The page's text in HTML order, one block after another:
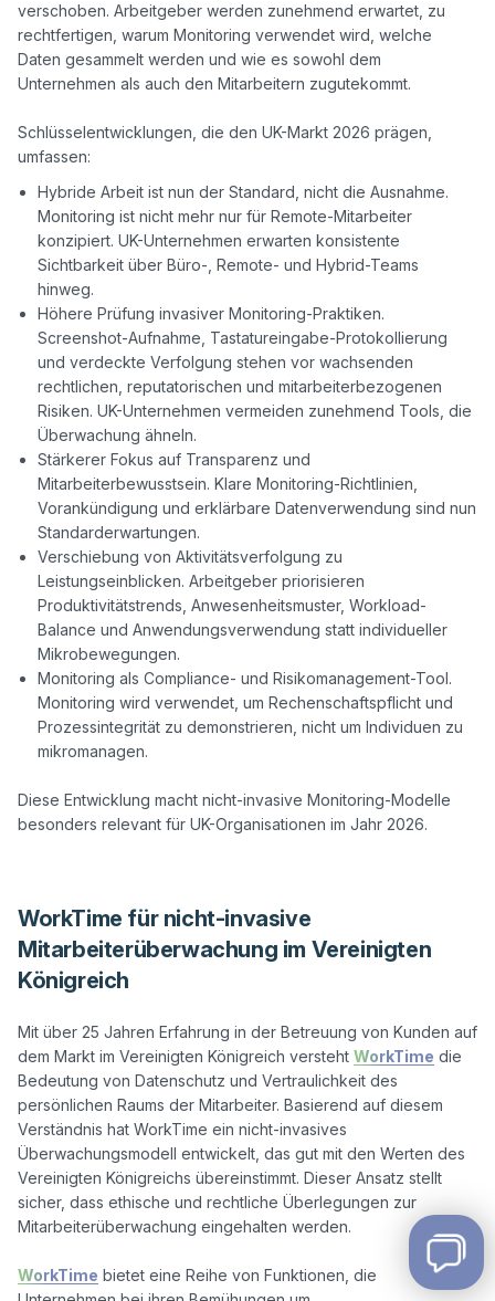
verschoben. Arbeitgeber werden zunehmend erwartet, zu
rechtfertigen, warum Monitoring verwendet wird, welche
Daten gesammelt werden und wie es sowohl dem
Unternehmen als auch den Mitarbeitern zugutekommt.
Schlüsselentwicklungen, die den UK-Markt 2026 prägen,
Hybride Arbeit ist nun der Standard, nicht die Ausnahme.
Monitoring ist nicht mehr nur für Remote-Mitarbeiter
konzipiert. UK-Unternehmen erwarten konsistente
Sichtbarkeit über Büro-, Remote- und Hybrid-Teams
hinweg.
Höhere Prüfung invasiver Monitoring-Praktiken.
Screenshot-Aufnahme, Tastatureingabe-Protokollierung
und verdeckte Verfolgung stehen vor wachsenden
rechtlichen, reputatorischen und mitarbeiterbezogenen
Risiken. UK-Unternehmen vermeiden zunehmend Tools, die
Überwachung ähneln.
Stärkerer Fokus auf Transparenz und
Mitarbeiterbewusstsein. Klare Monitoring-Richtlinien,
Vorankündigung und erklärbare Datenverwendung sind nun
Standarderwartungen.
Verschiebung von Aktivitätsverfolgung zu
Leistungseinblicken. Arbeitgeber priorisieren
Produktivitätstrends, Anwesenheitsmuster, Workload-
Balance und Anwendungsverwendung statt individueller
Mikrobewegungen.
Monitoring als Compliance- und Risikomanagement-Tool.
Monitoring wird verwendet, um Rechenschaftspflicht und
Prozessintegrität zu demonstrieren, nicht um Individuen zu
mikromanagen.
Diese Entwicklung macht nicht-invasive Monitoring-Modelle
besonders relevant für UK-Organisationen im Jahr 2026.
WorkTime für nicht-invasive
Mitarbeiterüberwachung im Vereinigten
Königreich
Mit über 25 Jahren Erfahrung in der Betreuung von Kunden auf
dem Markt im Vereinigten Königreich versteht WorkTime die
Bedeutung von Datenschutz und Vertraulichkeit des
persönlichen Raums der Mitarbeiter. Basierend auf diesem
Verständnis hat WorkTime ein nicht-invasives
Überwachungsmodell entwickelt, das gut mit den Werten des
Vereinigten Königreichs übereinstimmt. Dieser Ansatz stellt
sicher, dass ethische und rechtliche Überlegungen zur
Mitarbeiterüberwachung eingehalten werden.
WorkTime bietet eine Reihe von Funktionen, die